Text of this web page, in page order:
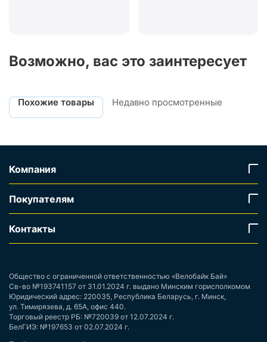
Возможно, вас это заинтересует
Похожие товары Недавно просмотренные
Компания
Покупателям
Контакты
Общество с ограниченной ответственностью «Велобайк Бай»
Св-во №193741157 от 31.01.2024 г. выдано Минским горисполкомом
Юридический адрес: 220035, Республика Беларусь, г. Минск,
ул. Тимирязева, д. 65А, офис 440.
Торговый реестр РБ: №720039 от 12.07.2024 г.
БелГИЭ: №197653 от 02.07.2024 г.